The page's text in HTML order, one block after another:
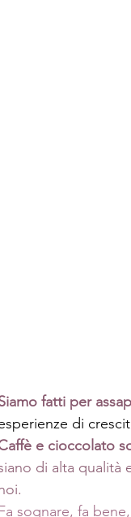
fatti per
di
e cioccolato
di alta qualità
sognare, fa